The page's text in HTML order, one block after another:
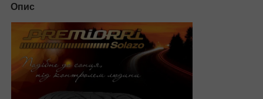
Опис